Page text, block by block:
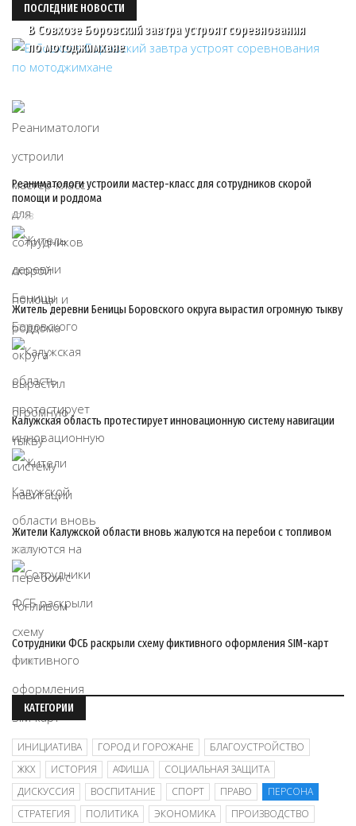
ПОСЛЕДНИЕ НОВОСТИ
В Совхозе Боровский завтра устроят соревнования
по мотоджимхане
Реаниматологи устроили мастер-класс для сотрудников скорой
помощи и роддома
07/08
Житель деревни Беницы Боровского округа вырастил огромную тыкву
07/08
Калужская область протестирует инновационную систему навигации
07/08
Жители Калужской области вновь жалуются на перебои с топливом
07/08
Сотрудники ФСБ раскрыли схему фиктивного оформления SIM-карт
07/08
КАТЕГОРИИ
ИНИЦИАТИВА ГОРОД И ГОРОЖАНЕ
БЛАГОУСТРОЙСТВО
ЖКХ
ИСТОРИЯ АФИША
СОЦИАЛЬНАЯ ЗАЩИТА
ДИСКУССИЯ
ВОСПИТАНИЕ СПОРТ ПРАВО
ПЕРСОНА
СТРАТЕГИЯ
ПОЛИТИКА ЭКОНОМИКА
ПРОИЗВОДСТВО